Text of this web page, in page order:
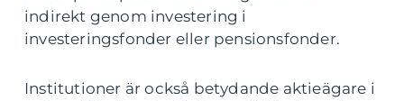
indirekt genom investering i
investeringsfonder eller pensionsfonder.
Institutioner är också betydande aktieägare i